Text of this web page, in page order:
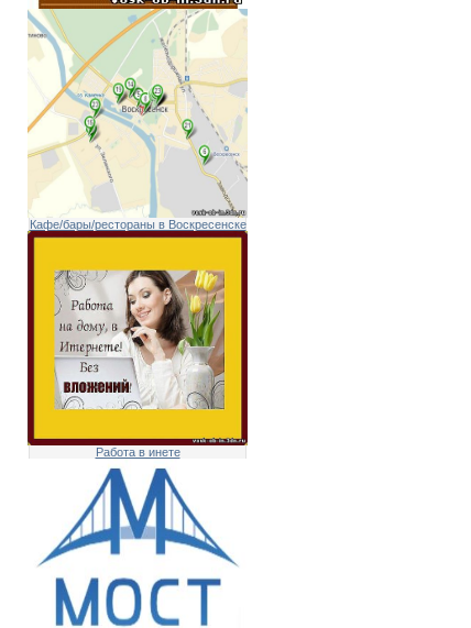
Кафе/бары/рестораны в Воскресенске
Работа в инете